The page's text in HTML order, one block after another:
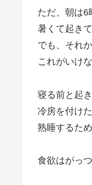
ただ、朝は6
暑くて起き
でも、それ
これがいけ
寝る前と起
冷房を付け
熟睡するた
食欲はがっ